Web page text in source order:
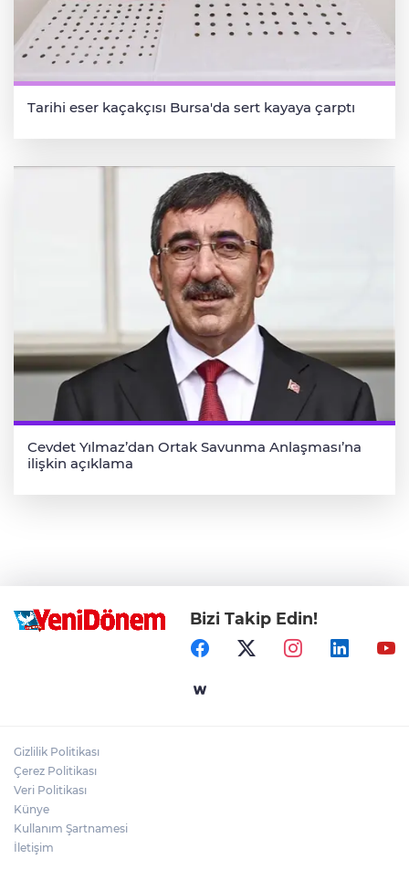
Tarihi eser kaçakçısı Bursa'da sert kayaya çarptı
Cevdet Yılmaz’dan Ortak Savunma Anlaşması’na
ilişkin açıklama
Bizi Takip Edin!
Gizlilik Politikası
Çerez Politikası
Veri Politikası
Künye
Kullanım Şartnamesi
İletişim